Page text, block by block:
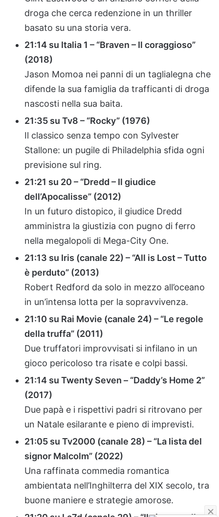
droga che cerca redenzione in un thriller
basato su una storia vera.
21:14 su Italia 1 – “Braven – Il coraggioso”
(2018)
Jason Momoa nei panni di un taglialegna che
difende la sua famiglia da trafficanti di droga
nascosti nella sua baita.
21:35 su Tv8 – “Rocky” (1976)
Il classico senza tempo con Sylvester
Stallone: un pugile di Philadelphia sfida ogni
previsione sul ring.
21:21 su 20 – “Dredd – Il giudice
dell’Apocalisse” (2012)
In un futuro distopico, il giudice Dredd
amministra la giustizia con pugno di ferro
nella megalopoli di Mega-City One.
21:13 su Iris (canale 22) – “All is Lost – Tutto
è perduto” (2013)
Robert Redford da solo in mezzo all’oceano
in un’intensa lotta per la sopravvivenza.
21:10 su Rai Movie (canale 24) – “Le regole
della truffa” (2011)
Due truffatori improvvisati si infilano in un
gioco pericoloso tra risate e colpi bassi.
21:14 su Twenty Seven – “Daddy’s Home 2”
(2017)
Due papà e i rispettivi padri si ritrovano per
un Natale esilarante e pieno di imprevisti.
21:05 su Tv2000 (canale 28) – “La lista del
signor Malcolm” (2022)
Una raffinata commedia romantica
ambientata nell’Inghilterra del XIX secolo, tra
buone maniere e strategie amorose.